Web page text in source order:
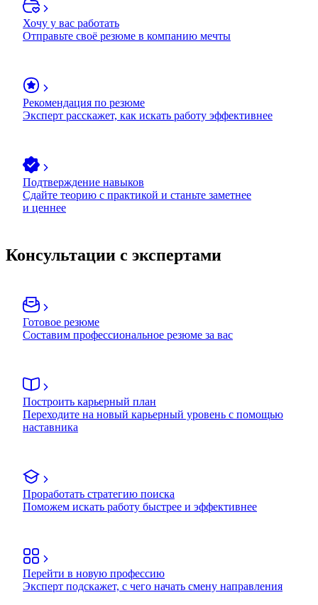
Хочу у вас работать
Отправьте своё резюме в компанию мечты
Рекомендация по резюме
Эксперт расскажет, как искать работу эффективнее
Подтверждение навыков
Сдайте теорию с практикой и станьте заметнее
и ценнее
Консультации с экспертами
Готовое резюме
Составим профессиональное резюме за вас
Построить карьерный план
Переходите на новый карьерный уровень с помощью
наставника
Проработать стратегию поиска
Поможем искать работу быстрее и эффективнее
Перейти в новую профессию
Эксперт подскажет, с чего начать смену направления